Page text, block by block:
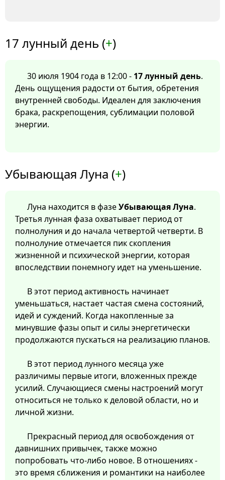
17 лунный день (+)
30 июля 1904 года в 12:00 - 17 лунный день.
День ощущения радости от бытия, обретения
внутренней свободы. Идеален для заключения
брака, раскрепощения, сублимации половой
энергии.
Убывающая Луна (+)
Луна находится в фазеУбывающая Луна.
Третья лунная фаза охватывает период от
полнолуния и до начала четвертой четверти. В
полнолуние отмечается пик скопления
жизненной и психической энергии, которая
впоследствии понемногу идет на уменьшение.
В этот период активность начинает
уменьшаться, настает частая смена состояний,
идей и суждений. Когда накопленные за
минувшие фазы опыт и силы энергетически
продолжаются пускаться на реализацию планов.
В этот период лунного месяца уже
различимы первые итоги, вложенных прежде
усилий. Случающиеся смены настроений могут
относиться не только к деловой области, но и
личной жизни.
Прекрасный период для освобождения от
давнишних привычек, также можно
попробовать что-либо новое. В отношениях -
это время сближения и романтики на наиболее